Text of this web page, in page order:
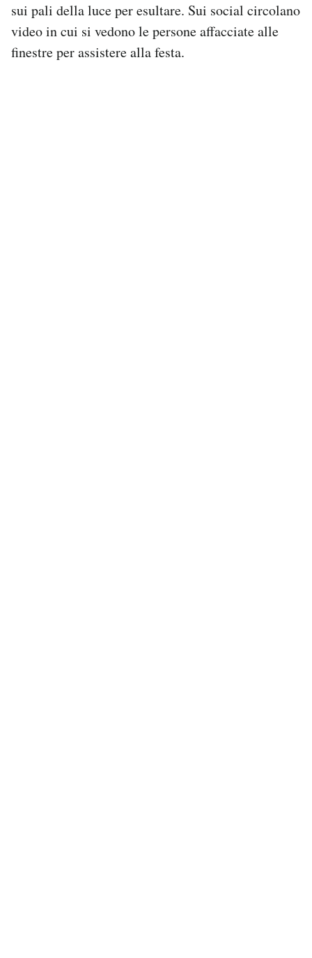
sui pali della luce per esultare. Sui social circolano
video in cui si vedono le persone affacciate alle
finestre per assistere alla festa.